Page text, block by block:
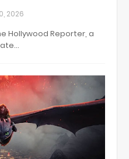
2026
Hollywood Reporter, a